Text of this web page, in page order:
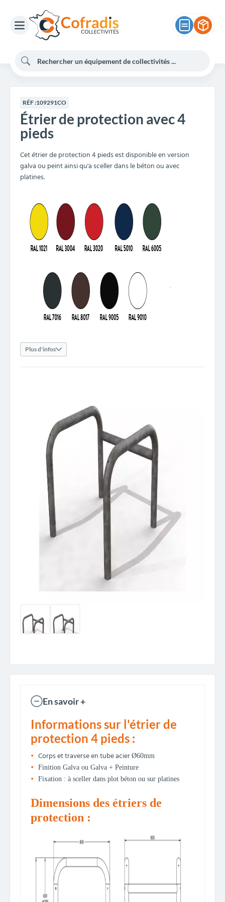
RÉF :109291CO
Étrier de protection avec 4
pieds
Cet étrier de protection 4 pieds est disponible en version
galva ou peint ainsi qu'a sceller dans le béton ou avec
platines.
Plus d'infos
En savoir +
Informations sur l'étrier de
protection 4 pieds :
Corps et traverse en tube acier Ø60mm
Finition Galva ou Galva + Peinture
Fixation : à sceller dans plot béton ou sur platines
Dimensions des étriers de
protection :